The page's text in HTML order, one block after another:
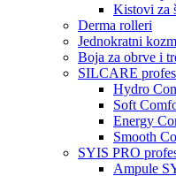
Kistovi za
Derma rolleri
Jednokratni
Boja za obrve i
SILCARE
Hydro
Soft
Energy
Smooth
SYIS PRO
Ampule